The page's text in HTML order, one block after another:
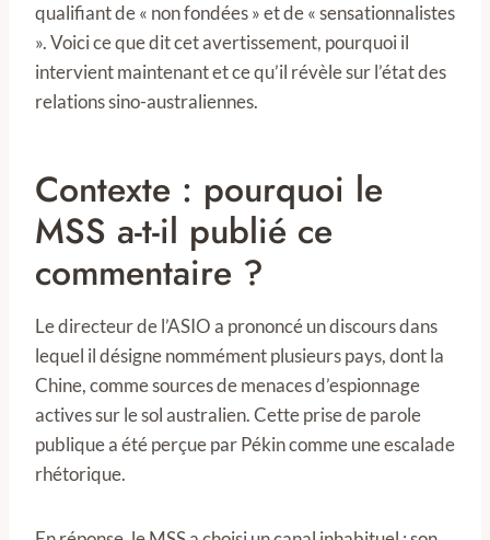
qualifiant de « non fondées » et de « sensationnalistes
». Voici ce que dit cet avertissement, pourquoi il
intervient maintenant et ce qu’il révèle sur l’état des
relations sino-australiennes.
Contexte : pourquoi le
MSS a-t-il publié ce
commentaire ?
Le directeur de l’ASIO a prononcé un discours dans
lequel il désigne nommément plusieurs pays, dont la
Chine, comme sources de menaces d’espionnage
actives sur le sol australien. Cette prise de parole
publique a été perçue par Pékin comme une escalade
rhétorique.